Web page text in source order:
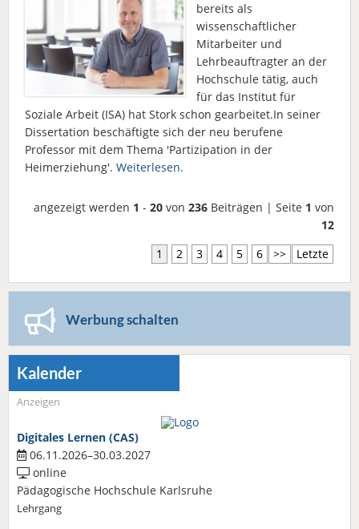
bereits als
wissenschaftlicher
Mitarbeiter und
Lehrbeauftragter an der
Hochschule tätig, auch
für das Institut für
Soziale Arbeit (ISA) hat Stork schon gearbeitet.In seiner
Dissertation beschäftigte sich der neu berufene
Professor mit dem Thema 'Partizipation in der
Heimerziehung'. Weiterlesen.
angezeigt werden 1 - 20 von 236 Beiträgen | Seite 1 von
12
1
2 3 4 5 6 >> Letzte
Werbung schalten
Kalender
Anzeigen
Digitales Lernen (CAS)
06.11.2026–30.03.2027
online
Pädagogische Hochschule Karlsruhe
Lehrgang